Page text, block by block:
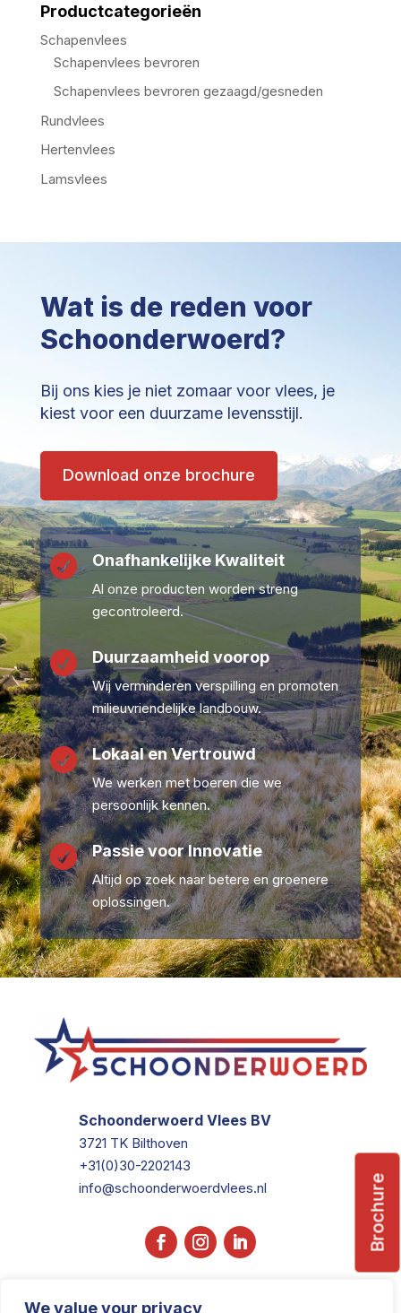
We value your privacy
Productcategorieën
Schapenvlees
Schapenvlees bevroren
Schapenvlees bevroren gezaagd/gesneden
Rundvlees
Hertenvlees
Lamsvlees
Wat is de reden voor
Schoonderwoerd?
Bij ons kies je niet zomaar voor vlees, je
kiest voor een duurzame levensstijl.
Download onze brochure
 Onafhankelijke Kwaliteit
Al onze producten worden streng
gecontroleerd.
 Duurzaamheid voorop
Wij verminderen verspilling en promoten
milieuvriendelijke landbouw.
 Lokaal en Vertrouwd
We werken met boeren die we
persoonlijk kennen.
 Passie voor Innovatie
Altijd op zoek naar betere en groenere
oplossingen.
Schoonderwoerd Vlees BV
3721 TK Bilthoven
+31(0)30-2202143
info@schoonderwoerdvlees.nl
Brochure